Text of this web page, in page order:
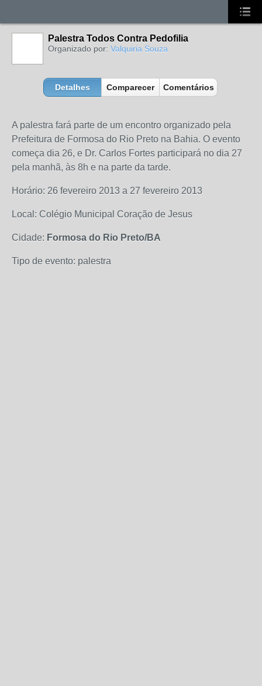
Palestra Todos Contra Pedofilia
Organizado por: Valquiria Souza
Detalhes Comparecer Comentários
A palestra fará parte de um encontro organizado pela
Prefeitura de Formosa do Rio Preto na Bahia. O evento
começa dia 26, e Dr. Carlos Fortes participará no dia 27
pela manhã, às 8h e na parte da tarde.
Horário: 26 fevereiro 2013 a 27 fevereiro 2013
Local: Colégio Municipal Coração de Jesus
Cidade: Formosa do Rio Preto/BA
Tipo de evento: palestra